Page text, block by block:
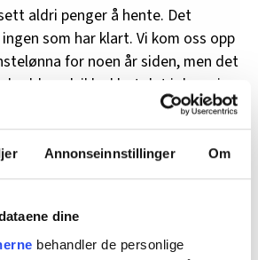
Annonseinnstillinger Om
dine
behandler de personlige
aldri penger å hente. Det
som har klart. Vi kom oss opp
for noen år siden, men det
hadde nok ikke klart det i dag, sier
er den viktigste de har,
havnet langt bak lønnsmessig,